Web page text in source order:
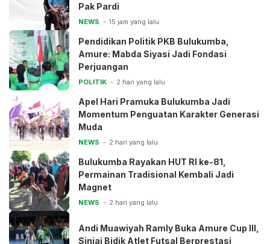
Pak Pardi
NEWS 15 jam yang lalu
Pendidikan Politik PKB Bulukumba,
Amure: Mabda Siyasi Jadi Fondasi
Perjuangan
POLITIK 2 hari yang lalu
Apel Hari Pramuka Bulukumba Jadi
Momentum Penguatan Karakter Generasi
Muda
NEWS 2 hari yang lalu
Bulukumba Rayakan HUT RI ke-81,
Permainan Tradisional Kembali Jadi
Magnet
NEWS 2 hari yang lalu
Andi Muawiyah Ramly Buka Amure Cup III,
Sinjai Bidik Atlet Futsal Berprestasi